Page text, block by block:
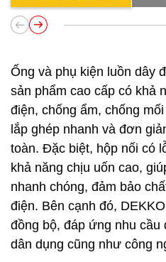
Ống và phụ kiện luồn dây
sản phẩm cao cấp có khả
điện, chống ẩm, chống
lắp ghép nhanh và đơn
toàn. Đặc biệt, hộp nối có
khả năng chịu uốn cao,
nhanh chóng, đảm bảo
điện. Bên cạnh đó,
đồng bộ, đáp ứng nhu cầu
dân dụng cũng như công